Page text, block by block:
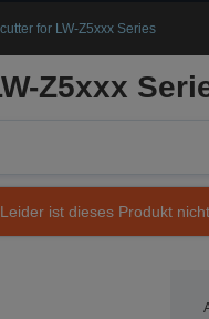
for LW-Z5xxx Series
Z5xxx
ist dieses Produkt